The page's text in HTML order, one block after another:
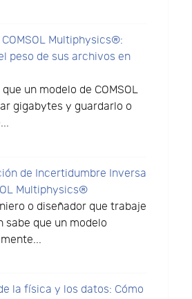
Multiphysics®:
peso de sus archivos en
un modelo de COMSOL
gigabytes y guardarlo o
de Incertidumbre Inversa
Multiphysics®
o diseñador que trabaje
sabe que un modelo
la física y los datos: Cómo